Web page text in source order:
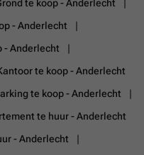
te koop - Anderlecht
- Anderlecht
- Anderlecht
te koop - Anderlecht
te koop - Anderlecht
te huur - Anderlecht
- Anderlecht